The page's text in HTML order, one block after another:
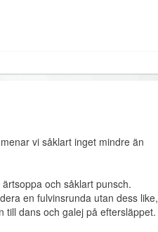
vi såklart inget mindre än
och såklart punsch.
en fulvinsrunda utan dess like,
till dans och galej på eftersläppet.